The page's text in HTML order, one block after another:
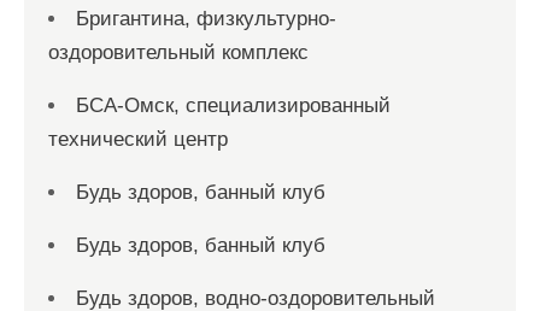
Бригантина, физкультурно-
оздоровительный комплекс
БСА-Омск, специализированный
технический центр
Будь здоров, банный клуб
Будь здоров, банный клуб
Будь здоров, водно-оздоровительный